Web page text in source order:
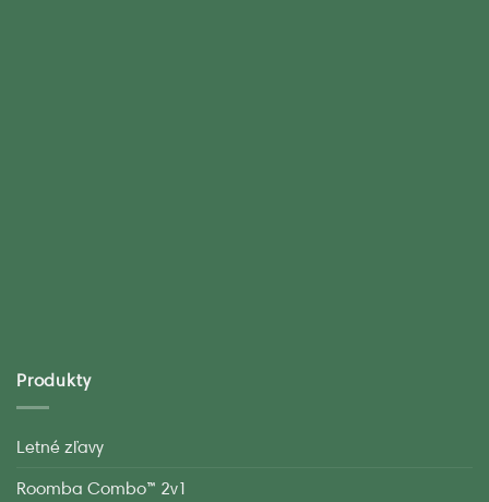
Produkty
Letné zľavy
Roomba Combo™ 2v1